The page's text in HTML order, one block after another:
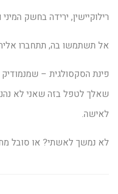
רילוקיישין, ירידה בחשק המיני
אל תשתמשו בה, תתחברו
פינת הסקסולגית –
שאלך לטפל בזה שאני לא
לאישה.
לא נמשך לאשתי? או סובל